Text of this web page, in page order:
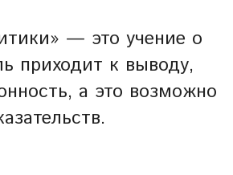
— это учение о
приходит к выводу,
а это возможно